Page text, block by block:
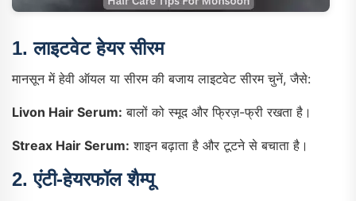
1.लाइटवेट हेयर सीरम
मानसून में हेवी ऑयल या सीरम की बजाय लाइटवेट सीरम चुनें, जैसे:
Livon Hair Serum: बालों को स्मूद और फ्रिज़-फ्री रखता है।
Streax Hair Serum: शाइन बढ़ाता है और टूटने से बचाता है।
2.एंटी-हेयरफॉल शैम्पू